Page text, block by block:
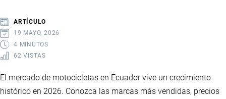
EN
PRODUCTORES
E
ARTÍCULO
19 MAYO, 2026
4 MINUTOS
62 VISTAS
El mercado de motocicletas en Ecuador vive un crecimiento
histórico en 2026. Conozca las marcas más vendidas, precios